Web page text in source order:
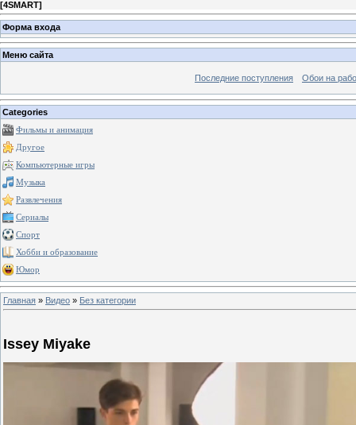
[4SMART]
Форма входа
Меню сайта
Последние поступления Обои на
Categories
Фильмы и анимация
Другое
Компьютерные игры
Музыка
Развлечения
Сериалы
Спорт
Хобби и образование
Юмор
Главная » Видео » Без категории
Issey Miyake